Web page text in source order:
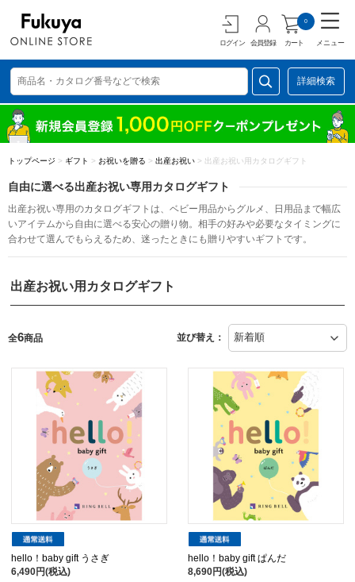
ログイン 会員登録 カート
0
メニュー
詳細検索
トップページ > ギフト > お祝いを贈る > 出産お祝い > 出産お祝い用カタログギフト
自由に選べる出産お祝い専用カタログギフト
出産お祝い専用のカタログギフトは、ベビー用品からグルメ、日用品まで幅広
いアイテムから自由に選べる安心の贈り物。相手の好みや必要なタイミングに
合わせて選んでもらえるため、迷ったときにも贈りやすいギフトです。
出産お祝い用カタログギフト
全6商品 並び替え：
hello！baby gift うさぎ
6,490円(税込)
hello！baby gift ぱんだ
8,690円(税込)